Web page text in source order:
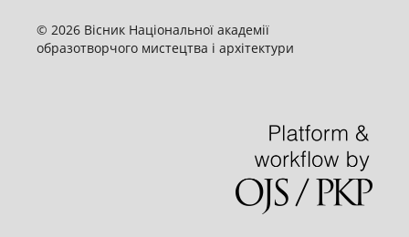
© 2026 Вісник Національної академії
образотворчого мистецтва і архітектури